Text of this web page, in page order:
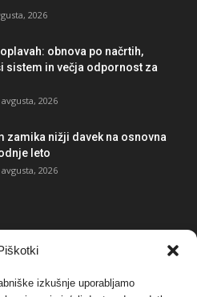
izkušnje uporabljamo
2026
obnova po načrtih,
sistem in večja odpornost za
avgusta, 2026
zamika nižji davek na osnovna
leto
avgusta, 2026
vetrnim elektrarnam na Ojstrici, v